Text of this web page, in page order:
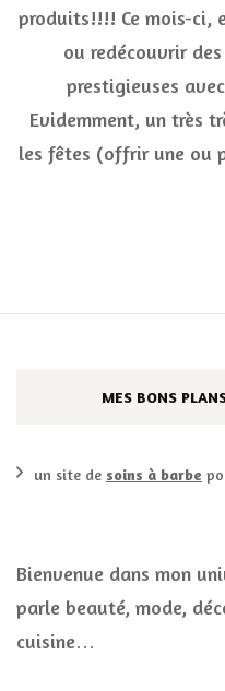
produits!!!! Ce mois-ci,
ou redécouvrir
prestigieuses
Evidemment, un très
les fêtes (offrir une ou
MES BONS
un site de soins à barbe
Bienvenue dans mon
parle beauté, mode,
cuisine…